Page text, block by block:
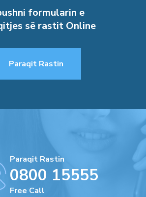
formularin e
së rastit Online
Paraqit Rastin
Paraqit Rastin
0800 15555
Free Call